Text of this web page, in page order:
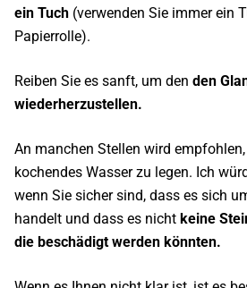
ein Tuch (verwenden Sie immer ein
Papierrolle).
Reiben Sie es sanft, um den den
wiederherzustellen.
An manchen Stellen wird
kochendes Wasser zu legen. Ich
wenn Sie sicher sind, dass es sich
handelt und dass es nicht keine
die beschädigt werden könnten.